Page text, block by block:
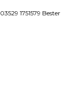
1751579 Bester